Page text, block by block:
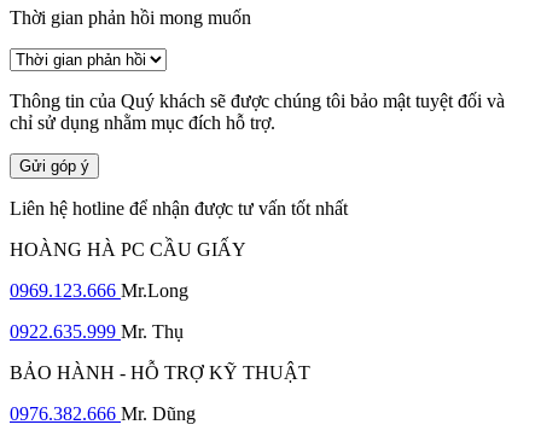
Thời gian phản hồi mong muốn
Thông tin của Quý khách sẽ được chúng tôi bảo mật tuyệt đối và
chỉ sử dụng nhằm mục đích hỗ trợ.
Gửi góp ý
Liên hệ hotline để nhận được tư vấn tốt nhất
HOÀNG HÀ PC CẦU GIẤY
0969.123.666 Mr.Long
0922.635.999 Mr. Thụ
BẢO HÀNH - HỖ TRỢ KỸ THUẬT
0976.382.666 Mr. Dũng